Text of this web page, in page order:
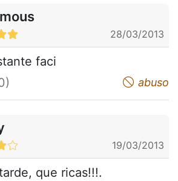
28/03/2013
faci
not appreciate abuso
19/03/2013
que ricas!!!.